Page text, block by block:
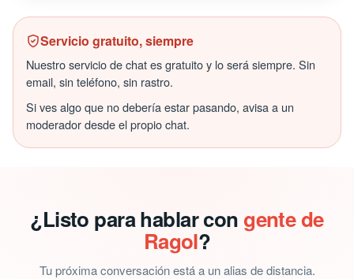
Servicio gratuito, siempre
Nuestro servicio de chat es gratuito y lo será siempre. Sin
email, sin teléfono, sin rastro.
Si ves algo que no debería estar pasando, avisa a un
moderador desde el propio chat.
¿Listo para hablar con gente de
Ragol?
Tu próxima conversación está a un alias de distancia.